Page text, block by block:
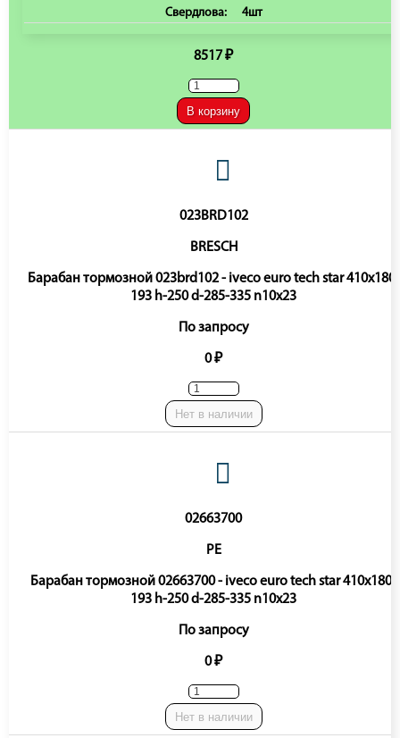
Свердлова: 4шт
8517 ₽
В корзину
023BRD102
BRESCH
Барабан тормозной 023brd102 - iveco euro tech star 410x180-
193 h-250 d-285-335 n10x23
По запросу
0 ₽
Нет в наличии
02663700
PE
Барабан тормозной 02663700 - iveco euro tech star 410x180-
193 h-250 d-285-335 n10x23
По запросу
0 ₽
Нет в наличии